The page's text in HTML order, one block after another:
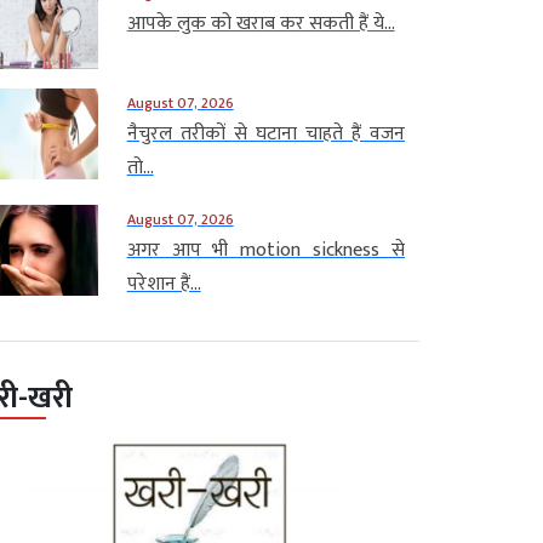
आपके लुक को खराब कर सकती हैं ये...
August 07, 2026
नैचुरल तरीकों से घटाना चाहते हैं वजन
तो...
August 07, 2026
अगर आप भी motion sickness से
परेशान हैं...
खरी